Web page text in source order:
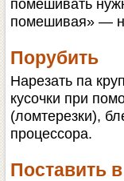
помешивать
помешивая» —
Порубить
Нарезать па
кусочки при
(ломтерезки),
процессора.
Поставить